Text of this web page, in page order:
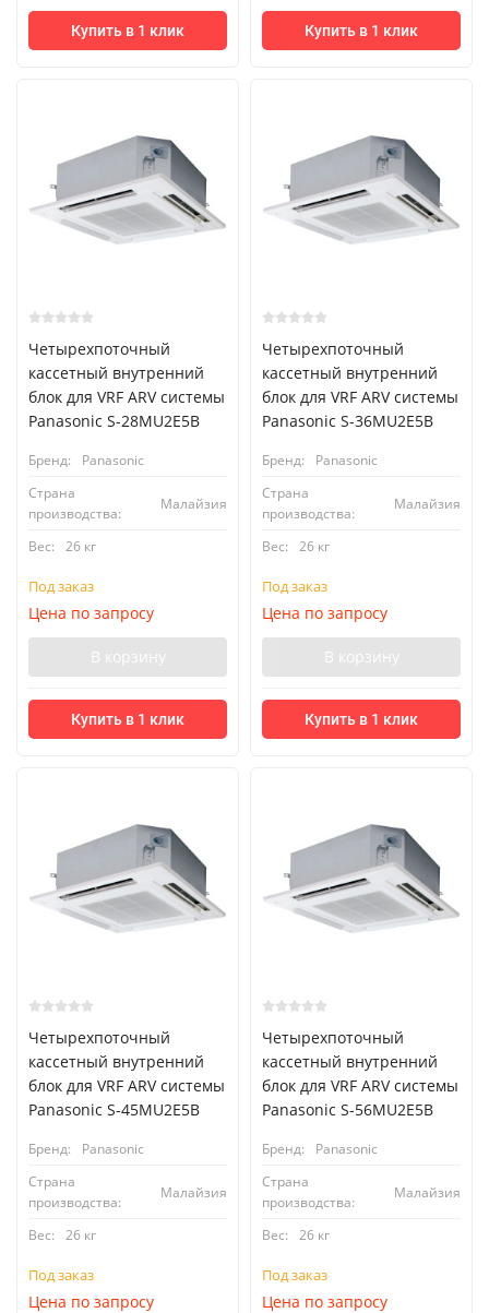
Купить в 1 клик Купить в 1 клик
Четырехпоточный
кассетный внутренний
блок для VRF ARV системы
Panasonic S-28MU2E5B
Бренд:
Panasonic
Страна
производства:
Малайзия
Вес: 26 кг
Под заказ
Цена по запросу
В корзину
Купить в 1 клик
Четырехпоточный
кассетный внутренний
блок для VRF ARV системы
Panasonic S-36MU2E5B
Бренд:
Panasonic
Страна
производства:
Малайзия
Вес: 26 кг
Под заказ
Цена по запросу
В корзину
Купить в 1 клик
Четырехпоточный
кассетный внутренний
блок для VRF ARV системы
Panasonic S-45MU2E5B
Бренд:
Panasonic
Страна
производства:
Малайзия
Вес: 26 кг
Под заказ
Цена по запросу
Четырехпоточный
кассетный внутренний
блок для VRF ARV системы
Panasonic S-56MU2E5B
Бренд:
Panasonic
Страна
производства:
Малайзия
Вес: 26 кг
Под заказ
Цена по запросу